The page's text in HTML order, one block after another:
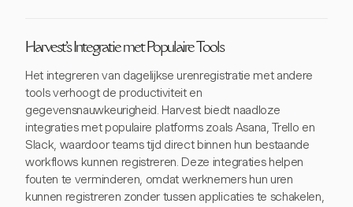
Harvest's Integratie met Populaire Tools
Het integreren van dagelijkse urenregistratie met andere
tools verhoogt de productiviteit en
gegevensnauwkeurigheid. Harvest biedt naadloze
integraties met populaire platforms zoals Asana, Trello en
Slack, waardoor teams tijd direct binnen hun bestaande
workflows kunnen registreren. Deze integraties helpen
fouten te verminderen, omdat werknemers hun uren
kunnen registreren zonder tussen applicaties te schakelen,